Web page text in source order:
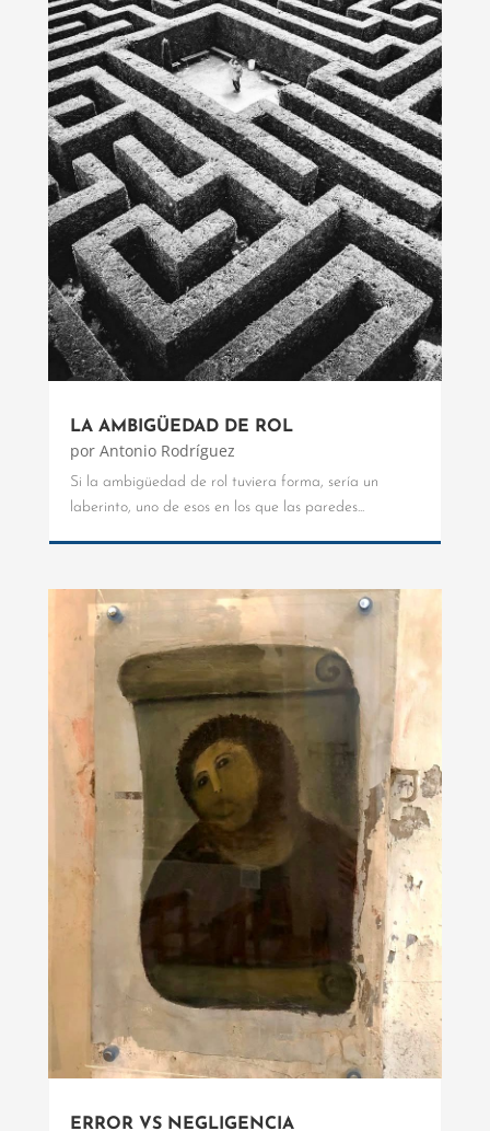
LA AMBIGÜEDAD DE ROL
por Antonio Rodríguez
Si la ambigüedad de rol tuviera forma, sería un
laberinto, uno de esos en los que las paredes...
ERROR VS NEGLIGENCIA